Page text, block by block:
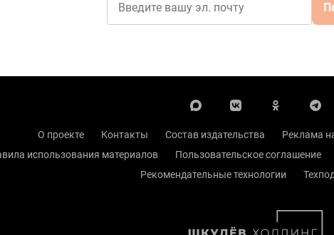
О проекте Контакты Состав издательства Реклама
использования материалов
Пользовательское соглашение
Рекомендательные технологии